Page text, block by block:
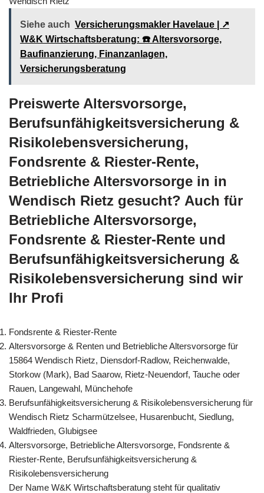
Siehe auch Versicherungsmakler Havelaue | ↗️
W&K Wirtschaftsberatung: ☎️ Altersvorsorge,
Baufinanzierung, Finanzanlagen,
Versicherungsberatung
Preiswerte Altersvorsorge,
Berufsunfähigkeitsversicherung &
Risikolebensversicherung,
Fondsrente & Riester-Rente,
Betriebliche Altersvorsorge in in
Wendisch Rietz gesucht? Auch für
Betriebliche Altersvorsorge,
Fondsrente & Riester-Rente und
Berufsunfähigkeitsversicherung &
Risikolebensversicherung sind wir
Ihr Profi
Fondsrente & Riester-Rente
Altersvorsorge & Renten und Betriebliche Altersvorsorge für
15864 Wendisch Rietz, Diensdorf-Radlow, Reichenwalde,
Storkow (Mark), Bad Saarow, Rietz-Neuendorf, Tauche oder
Rauen, Langewahl, Münchehofe
Berufsunfähigkeitsversicherung & Risikolebensversicherung für
Wendisch Rietz Scharmützelsee, Husarenbucht, Siedlung,
Waldfrieden, Glubigsee
Altersvorsorge, Betriebliche Altersvorsorge, Fondsrente &
Riester-Rente, Berufsunfähigkeitsversicherung &
Risikolebensversicherung
Der Name W&K Wirtschaftsberatung steht für qualitativ